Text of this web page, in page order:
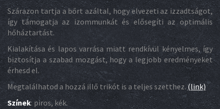
Szárazon tartja a bőrt azáltal, hogy elvezeti az izzadtságot,
így támogatja az izommunkát és elősegíti az optimális
hőháztartást.
Kialakítása és lapos varrása miatt rendkívül kényelmes, így
biztosítja a szabad mozgást, hogy a legjobb eredményeket
érhesd el.
Megtalálhatod a hozzá illő trikót is a teljes szetthez.(link)
Színek: piros, kék.